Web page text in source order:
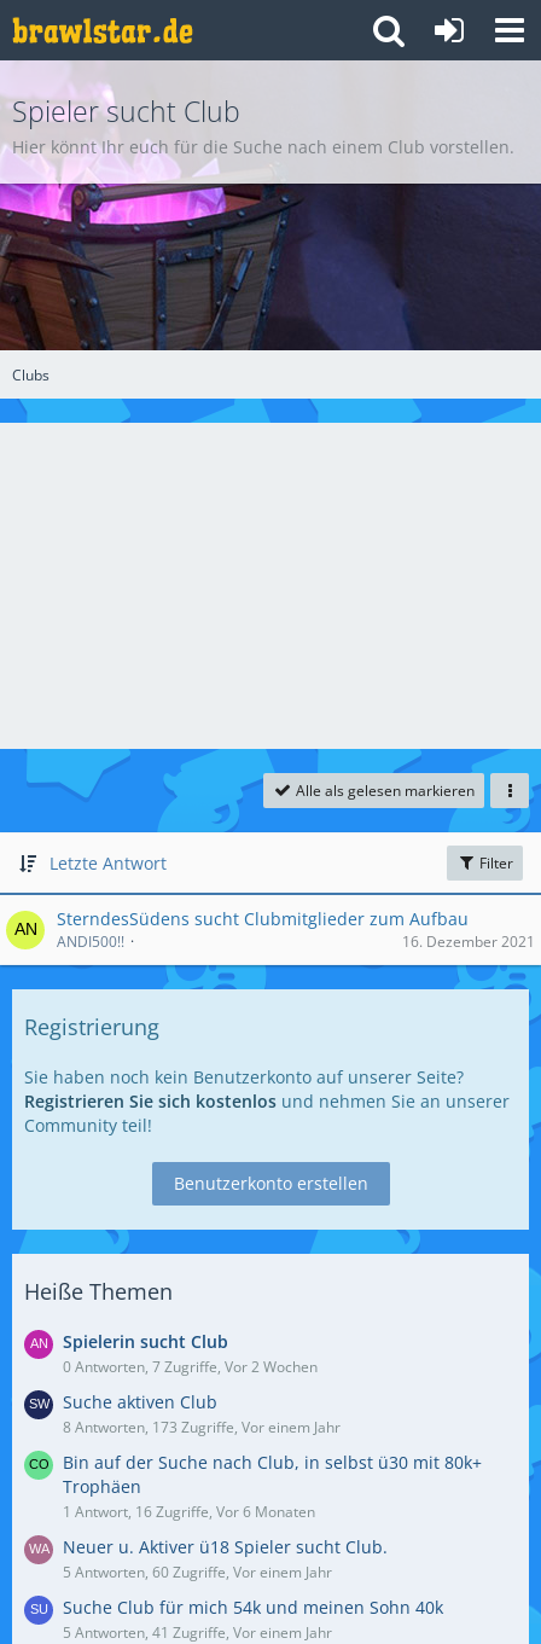
Clubs
Spieler sucht Club
Hier könnt Ihr euch für die Suche nach einem Club vorstellen.
Alle als gelesen markieren
Letzte Antwort Filter
SterndesSüdens sucht Clubmitglieder zum Aufbau
ANDI500!! 16. Dezember 2021
Registrierung
Sie haben noch kein Benutzerkonto auf unserer Seite?
Registrieren Sie sich kostenlos und nehmen Sie an unserer
Community teil!
Benutzerkonto erstellen
Heiße Themen
Spielerin sucht Club
0 Antworten, 7 Zugriffe, Vor 2 Wochen
Suche aktiven Club
8 Antworten, 173 Zugriffe, Vor einem Jahr
Bin auf der Suche nach Club, in selbst ü30 mit 80k+
Trophäen
1 Antwort, 16 Zugriffe, Vor 6 Monaten
Neuer u. Aktiver ü18 Spieler sucht Club.
5 Antworten, 60 Zugriffe, Vor einem Jahr
Suche Club für mich 54k und meinen Sohn 40k
5 Antworten, 41 Zugriffe, Vor einem Jahr